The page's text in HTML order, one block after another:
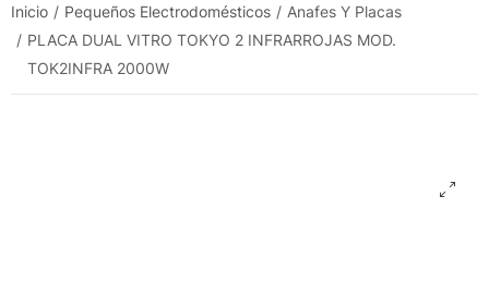
Inicio Pequeños Electrodomésticos
Anafes Y Placas
PLACA DUAL VITRO TOKYO 2 INFRARROJAS MOD.
TOK2INFRA 2000W